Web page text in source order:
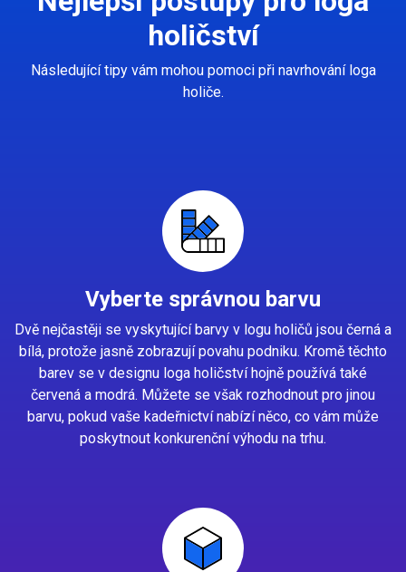
holičství
Následující tipy vám mohou pomoci při navrhování loga
holiče.
Vyberte správnou barvu
Dvě nejčastěji se vyskytující barvy v logu holičů jsou černá a
bílá, protože jasně zobrazují povahu podniku. Kromě těchto
barev se v designu loga holičství hojně používá také
červená a modrá. Můžete se však rozhodnout pro jinou
barvu, pokud vaše kadeřnictví nabízí něco, co vám může
poskytnout konkurenční výhodu na trhu.